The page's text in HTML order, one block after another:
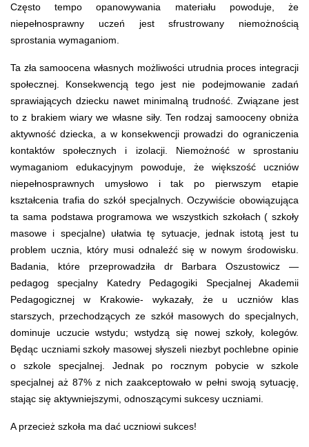
Często tempo opanowywania materiału powoduje, że
niepełnosprawny uczeń jest sfrustrowany niemożnością
sprostania wymaganiom.
Ta zła samoocena własnych możliwości utrudnia proces integracji
społecznej. Konsekwencją tego jest nie podejmowanie zadań
sprawiających dziecku nawet minimalną trudność. Związane jest
to z brakiem wiary we własne siły. Ten rodzaj samooceny obniża
aktywność dziecka, a w konsekwencji prowadzi do ograniczenia
kontaktów społecznych i izolacji. Niemożność w sprostaniu
wymaganiom edukacyjnym powoduje, że większość uczniów
niepełnosprawnych umysłowo i tak po pierwszym etapie
kształcenia trafia do szkół specjalnych. Oczywiście obowiązująca
ta sama podstawa programowa we wszystkich szkołach ( szkoły
masowe i specjalne) ułatwia tę sytuacje, jednak istotą jest tu
problem ucznia, który musi odnaleźć się w nowym środowisku.
Badania, które przeprowadziła dr Barbara Oszustowicz —
pedagog specjalny Katedry Pedagogiki Specjalnej Akademii
Pedagogicznej w Krakowie- wykazały, że u uczniów klas
starszych, przechodzących ze szkół masowych do specjalnych,
dominuje uczucie wstydu; wstydzą się nowej szkoły, kolegów.
Będąc uczniami szkoły masowej słyszeli niezbyt pochlebne opinie
o szkole specjalnej. Jednak po rocznym pobycie w szkole
specjalnej aż 87% z nich zaakceptowało w pełni swoją sytuację,
stając się aktywniejszymi, odnoszącymi sukcesy uczniami.
A przecież szkoła ma dać uczniowi sukces!